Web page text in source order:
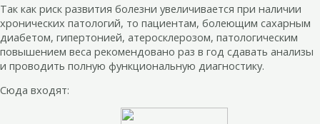
Так как риск развития болезни увеличивается при наличии
хронических патологий, то пациентам, болеющим сахарным
диабетом, гипертонией, атеросклерозом, патологическим
повышением веса рекомендовано раз в год сдавать анализы
и проводить полную функциональную диагностику.
Сюда входят: